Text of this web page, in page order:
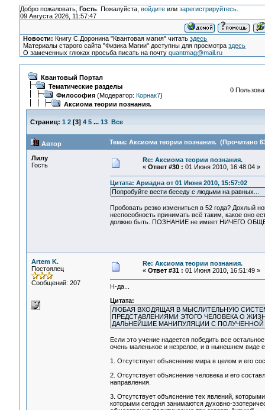
Добро пожаловать, Гость. Пожалуйста, войдитеили зарегистрируйтесь.
09 Августа 2026, 11:57:47
Новости: Книгу С.Доронина "Квантовая магия" читатьздесь
Материалы старого сайта "Физика Магии" доступны для просмотраздесь
О замеченных глюках просьба писать на почтуquantmag@mail.ru
Квантовый Портал
Тематические разделы
Философия(Модератор: Корнак7)
Аксиома теории познания.
0
Страниц: 1 2[3] 4 5 ... 13 Все
Автор Тема: Аксиома теории познания. (Прочитано
Лилу
Гость
Re: Аксиома теории познания.
« Ответ #30 : 01 Июня 2010, 16:48:04 »
Цитата: Ариадна от 01 Июня 2010, 15:57:02
Попробуйте вести беседу с людьми на равных...
Пробовать резко измениться в 52 года? Дохлый
неспособность принимать всё таким, какое оно
должно быть. ПОЗНАНИЕ не имеет НИЧЕГО
Artem K.
Постоялец
Сообщений: 207
Re: Аксиома теории познания.
« Ответ #31 : 01 Июня 2010, 16:51:49 »
Н-да...
Цитата:
ЛЮБАЯ ВХОДЯЩАЯ В МЫСЛИТЕЛЬНУЮ
ПРЕДСТАВЛЕНИЯМИ ЭТОГО ЧЕЛОВЕКА О
ДАЛЬНЕЙШИЕ МАНИПУЛЯЦИИ С
Если это учение надеется победить все
очень маленькое и незрелое, и в нынешнем виде
1. Отсутствует объяснение мира в целом и его
2. Отсутствует объяснение человека и его
направления.
3. Отсутствует объяснение тех явлений,
которыми сегодня занимаются духовно-